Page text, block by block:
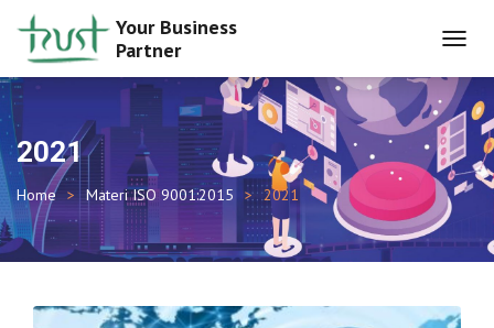
Your Business
Partner
2021
Home Materi ISO 9001:2015 2021